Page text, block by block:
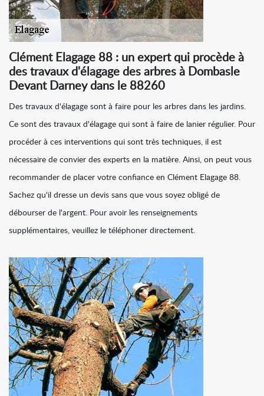
Clément Elagage 88 : un expert qui procède à
des travaux d'élagage des arbres à Dombasle
Devant Darney dans le 88260
Des travaux d'élagage sont à faire pour les arbres dans les jardins.
Ce sont des travaux d'élagage qui sont à faire de lanier régulier. Pour
procéder à ces interventions qui sont très techniques, il est
nécessaire de convier des experts en la matière. Ainsi, on peut vous
recommander de placer votre confiance en Clément Elagage 88.
Sachez qu'il dresse un devis sans que vous soyez obligé de
débourser de l'argent. Pour avoir les renseignements
supplémentaires, veuillez le téléphoner directement.